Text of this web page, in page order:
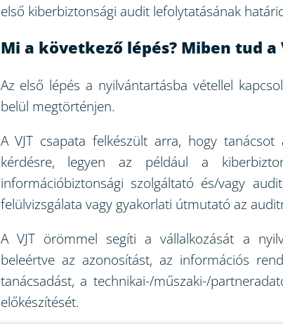
első kiberbiztonsági audit lefolytatásának
Mi a következő lépés? Miben tud a
Az első lépés a nyilvántartásba vétellel
belül megtörténjen.
A VJT csapata felkészült arra, hogy
kérdésre, legyen az például a
információbiztonsági szolgáltató és/vagy
felülvizsgálata vagy gyakorlati útmutató az
A VJT örömmel segíti a vállalkozását a
beleértve az azonosítást, az információs
tanácsadást, a technikai-/műszaki-/
előkészítését.